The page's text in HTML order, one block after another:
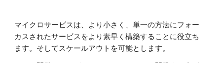
マイクロサービスは、より小さく、単一の方法にフォー
カスされたサービスをより素早く構築することに役立ち
ます。そしてスケールアウトを可能とします。